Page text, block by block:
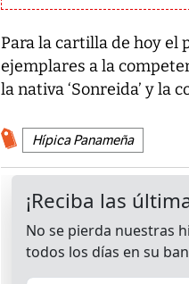
Para la cartilla de hoy el
ejemplares a la
la nativa ‘Sonreida’ y la
Hípica Panameña